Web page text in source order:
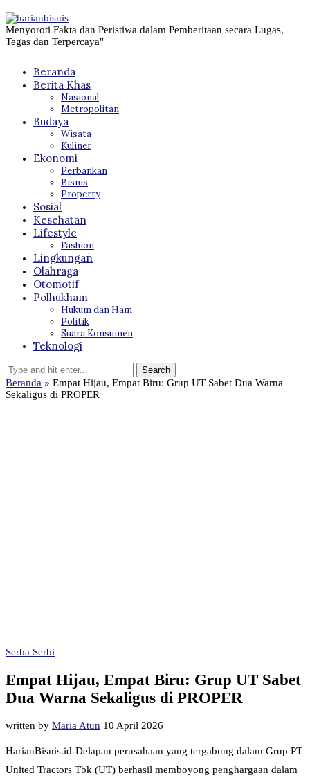
Menyoroti Fakta dan Peristiwa dalam Pemberitaan secara Lugas,
Tegas dan Terpercaya"
Beranda
Berita Khas
Nasional
Metropolitan
Budaya
Wisata
Kuliner
Ekonomi
Perbankan
Bisnis
Property
Sosial
Kesehatan
Lifestyle
Fashion
Lingkungan
Olahraga
Otomotif
Polhukham
Hukum dan Ham
Politik
Suara Konsumen
Teknologi
Beranda » Empat Hijau, Empat Biru: Grup UT Sabet Dua Warna
Sekaligus di PROPER
Serba Serbi
Empat Hijau, Empat Biru: Grup UT Sabet
Dua Warna Sekaligus di PROPER
written by Maria Atun 10 April 2026
HarianBisnis.id-Delapan perusahaan yang tergabung dalam Grup PT
United Tractors Tbk (UT) berhasil memboyong penghargaan dalam